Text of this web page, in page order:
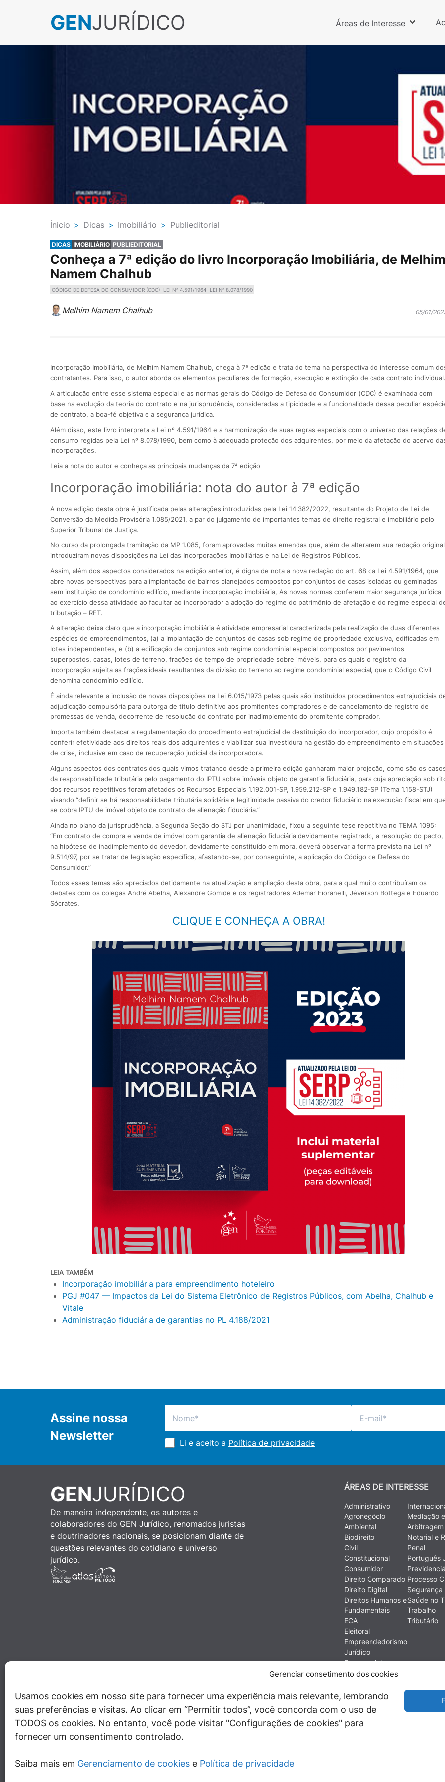
Gerenciar consetimento dos cookies
Usamos cookies em nosso site para fornecer uma experiência mais relevante, lembrando
suas preferências e visitas. Ao clicar em “Permitir todos”, você concorda com o uso de
TODOS os cookies. No entanto, você pode visitar "Configurações de cookies" para
fornecer um consentimento controlado.
Saiba mais em Gerenciamento de cookies e Política de privacidade
GENJURÍDICO Áreas de Interesse
Ínicio > Dicas > Imobiliário > Publieditorial
DICAS IMOBILIÁRIO PUBLIEDITORIAL
Conheça a 7ª edição do livro Incorporação Imobiliária, de Melhim
Namem Chalhub
CÓDIGO DE DEFESA DO CONSUMIDOR (CDC) LEI Nº 4.591/1964 LEI Nº 8.078/1990
Melhim Namem Chalhub 05/01/
Incorporação Imobiliária, de Melhim Namem Chalhub, chega à 7ª edição e trata do tema na perspectiva do interesse comum
contratantes. Para isso, o autor aborda os elementos peculiares de formação, execução e extinção de cada contrato individual.
A articulação entre esse sistema especial e as normas gerais do Código de Defesa do Consumidor (CDC) é examinada com
base na evolução da teoria do contrato e na jurisprudência, consideradas a tipicidade e a funcionalidade dessa peculiar
de contrato, a boa-fé objetiva e a segurança jurídica.
Além disso, este livro interpreta a Lei nº 4.591/1964 e a harmonização de suas regras especiais com o universo das relações
consumo regidas pela Lei nº 8.078/1990, bem como à adequada proteção dos adquirentes, por meio da afetação do acervo
incorporações.
Leia a nota do autor e conheça as principais mudanças da 7ª edição
Incorporação imobiliária: nota do autor à 7ª edição
A nova edição desta obra é justificada pelas alterações introduzidas pela Lei 14.382/2022, resultante do Projeto de Lei de
Conversão da Medida Provisória 1.085/2021, a par do julgamento de importantes temas de direito registral e imobiliário pelo
Superior Tribunal de Justiça.
No curso da prolongada tramitação da MP 1.085, foram aprovadas muitas emendas que, além de alterarem sua redação
introduziram novas disposições na Lei das Incorporações Imobiliárias e na Lei de Registros Públicos.
Assim, além dos aspectos considerados na edição anterior, é digna de nota a nova redação do art. 68 da Lei 4.591/1964, que
abre novas perspectivas para a implantação de bairros planejados compostos por conjuntos de casas isoladas ou geminadas
sem instituição de condomínio edilício, mediante incorporação imobiliária, As novas normas conferem maior segurança jurídica
ao exercício dessa atividade ao facultar ao incorporador a adoção do regime do patrimônio de afetação e do regime especial
tributação – RET.
A alteração deixa claro que a incorporação imobiliária é atividade empresarial caracterizada pela realização de duas diferentes
espécies de empreendimentos, (a) a implantação de conjuntos de casas sob regime de propriedade exclusiva, edificadas em
lotes independentes, e (b) a edificação de conjuntos sob regime condominial especial compostos por pavimentos
superpostos, casas, lotes de terreno, frações de tempo de propriedade sobre imóveis, para os quais o registro da
incorporação sujeita as frações ideais resultantes da divisão do terreno ao regime condominial especial, que o Código Civil
denomina condomínio edilício.
É ainda relevante a inclusão de novas disposições na Lei 6.015/1973 pelas quais são instituídos procedimentos extrajudiciais
adjudicação compulsória para outorga de título definitivo aos promitentes compradores e de cancelamento de registro de
promessas de venda, decorrente de resolução do contrato por inadimplemento do promitente comprador.
Importa também destacar a regulamentação do procedimento extrajudicial de destituição do incorporador, cujo propósito é
conferir efetividade aos direitos reais dos adquirentes e viabilizar sua investidura na gestão do empreendimento em situações
de crise, inclusive em caso de recuperação judicial da incorporadora.
Alguns aspectos dos contratos dos quais vimos tratando desde a primeira edição ganharam maior projeção, como são os casos
da responsabilidade tributária pelo pagamento do IPTU sobre imóveis objeto de garantia fiduciária, para cuja apreciação sob
dos recursos repetitivos foram afetados os Recursos Especiais 1.192.001-SP, 1.959.212-SP e 1.949.182-SP (Tema 1.158-STJ)
visando “definir se há responsabilidade tributária solidária e legitimidade passiva do credor fiduciário na execução fiscal em que
se cobra IPTU de imóvel objeto de contrato de alienação fiduciária.”
Ainda no plano da jurisprudência, a Segunda Seção do STJ por unanimidade, fixou a seguinte tese repetitiva no TEMA 1095:
“Em contrato de compra e venda de imóvel com garantia de alienação fiduciária devidamente registrado, a resolução do pacto,
na hipótese de inadimplemento do devedor, devidamente constituído em mora, deverá observar a forma prevista na Lei nº
9.514/97, por se tratar de legislação específica, afastando-se, por conseguinte, a aplicação do Código de Defesa do
Consumidor.”
Todos esses temas são apreciados detidamente na atualização e ampliação desta obra, para a qual muito contribuíram os
debates com os colegas André Abelha, Alexandre Gomide e os registradores Ademar Fioranelli, Jéverson Bottega e Eduardo
Sócrates.
CLIQUE E CONHEÇA A OBRA!
LEIA TAMBÉM
Incorporação imobiliária para empreendimento hoteleiro
PGJ #047 — Impactos da Lei do Sistema Eletrônico de Registros Públicos, com Abelha, Chalhub e
Vitale
Administração fiduciária de garantias no PL 4.188/2021
Assine nossa
Newsletter
Li e aceito a Política de privacidade
GENJURÍDICO
De maneira independente, os autores e
colaboradores do GEN Jurídico, renomados juristas
e doutrinadores nacionais, se posicionam diante de
questões relevantes do cotidiano e universo
jurídico.
ÁREAS DE INTERESSE
Administrativo
Agronegócio
Ambiental
Biodireito
Civil
Constitucional
Consumidor
Direito Comparado
Direito Digital
Direitos Humanos e
Fundamentais
ECA
Eleitoral
Empreendedorismo
Jurídico
Empresarial
Ética
Financeiro e
História do Direito
Imobiliário
Mediação e
Arbitragem
Notarial e
Penal
Português
Processo
Segurança
Saúde no
Trabalho
Tributário